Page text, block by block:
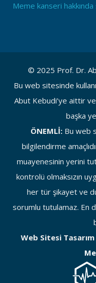
Meme kanseri
© 2025 Prof. Dr.
Bu web sitesinde
Abut Kebudi’ye aittir
başka
ÖNEMLİ: Bu web
bilgilendirme
muayenesinin yerini
kontrolü olmaksızın
her tür şikayet ve
sorumlu tutulamaz. En
Web Sitesi